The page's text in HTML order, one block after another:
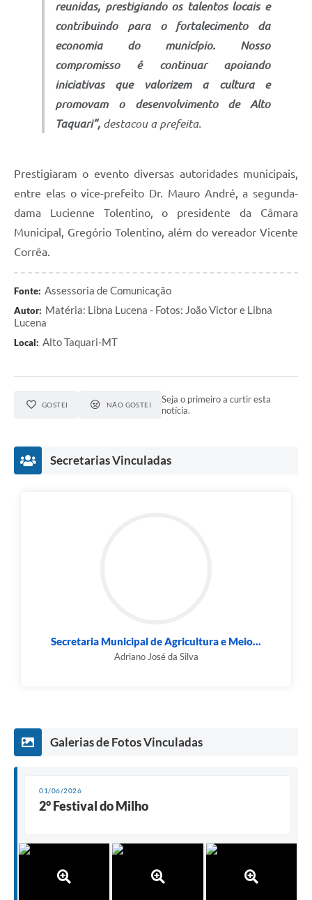
reunidas, prestigiando os talentos locais e
contribuindo para o fortalecimento da
economia do município. Nosso
compromisso é continuar apoiando
iniciativas que valorizem a cultura e
promovam o desenvolvimento de Alto
Taquari”, destacou a prefeita.
Prestigiaram o evento diversas autoridades municipais,
entre elas o vice-prefeito Dr. Mauro André, a segunda-
dama Lucienne Tolentino, o presidente da Câmara
Municipal, Gregório Tolentino, além do vereador Vicente
Corrêa.
Fonte: Assessoria de Comunicação
Autor: Matéria: Libna Lucena - Fotos: João Victor e Libna
Lucena
Local: Alto Taquari-MT
GOSTEI NÃO GOSTEI
Seja o primeiro a curtir esta
notícia.
Secretarias Vinculadas
Secretaria Municipal de Agricultura e Meio...
Adriano José da Silva
Galerias de Fotos Vinculadas
01/06/2026
2° Festival do Milho